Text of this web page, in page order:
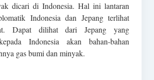
dicari di Indonesia. Hal ini lantaran
Indonesia dan Jepang terlihat
Dapat dilihat dari Jepang yang
Indonesia akan bahan-bahan
gas bumi dan minyak.